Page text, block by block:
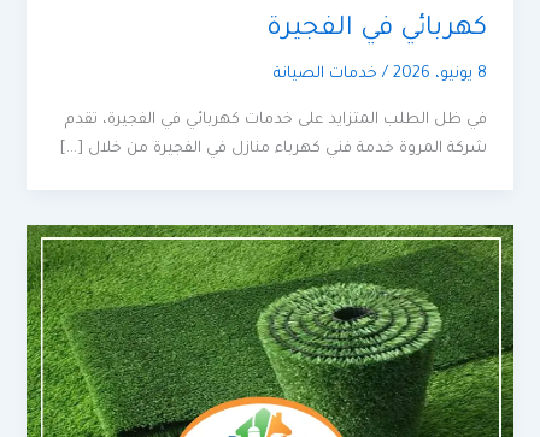
كهربائي في الفجيرة
8 يونيو، 2026 / خدمات الصيانة
في ظل الطلب المتزايد على خدمات كهربائي في الفجيرة، تقدم
شركة المروة خدمة فني كهرباء منازل في الفجيرة من خلال […]